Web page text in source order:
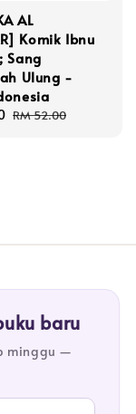
AL
Komik Ibnu
Sang
Ulung -
Regular
RM 52.00
baru
minggu —